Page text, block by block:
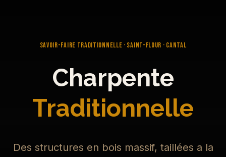
SAVOIR-FAIRE TRADITIONNELLE · SAINT-FLOUR · CANTAL
Charpente
Traditionnelle
Des structures en bois massif, taillées a la